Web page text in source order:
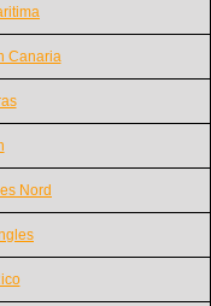
Canaria
Nord